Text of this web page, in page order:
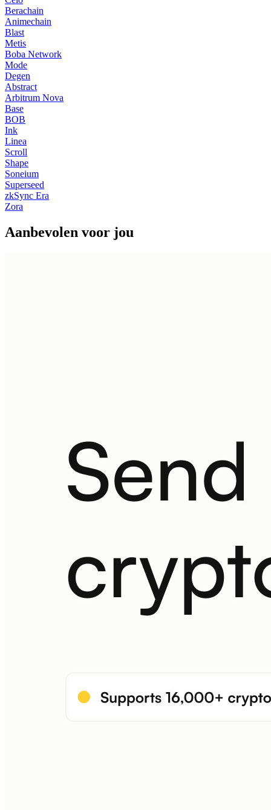
Berachain
Animechain
Blast
Metis
Boba Network
Mode
Degen
Abstract
Arbitrum Nova
Base
BOB
Ink
Linea
Scroll
Shape
Soneium
Superseed
zkSync Era
Zora
Aanbevolen voor jou